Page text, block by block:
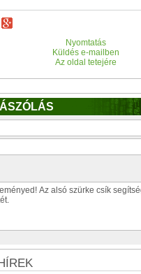
Nyomtatás
Küldés e-mailben
Az oldal tetejére